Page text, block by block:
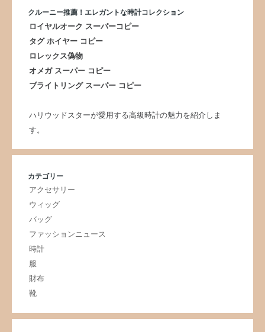
クルーニー推薦！エレガントな時計コレクション
ロイヤルオーク スーパーコピー
タグ ホイヤー コピー
ロレックス偽物
オメガ スーパー コピー
ブライトリング スーパー コピー
ハリウッドスターが愛用する高級時計の魅力を紹介しま
す。
カテゴリー
アクセサリー
ウィッグ
バッグ
ファッションニュース
時計
服
財布
靴